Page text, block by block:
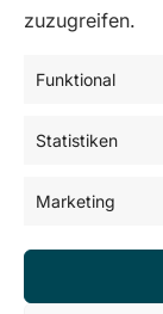
zuzugreifen.
Funktional
Statistiken
Marketing